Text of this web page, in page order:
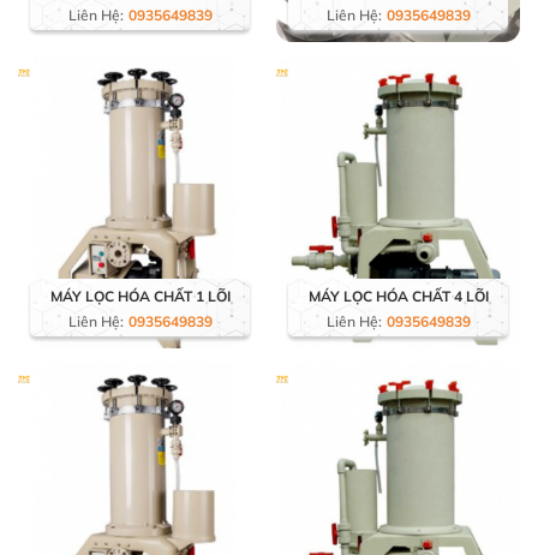
Liên Hệ: 0935649839
Liên Hệ: 0935649839
MÁY LỌC HÓA CHẤT 1 LÕI
Liên Hệ: 0935649839
MÁY LỌC HÓA CHẤT 4 LÕI
Liên Hệ: 0935649839